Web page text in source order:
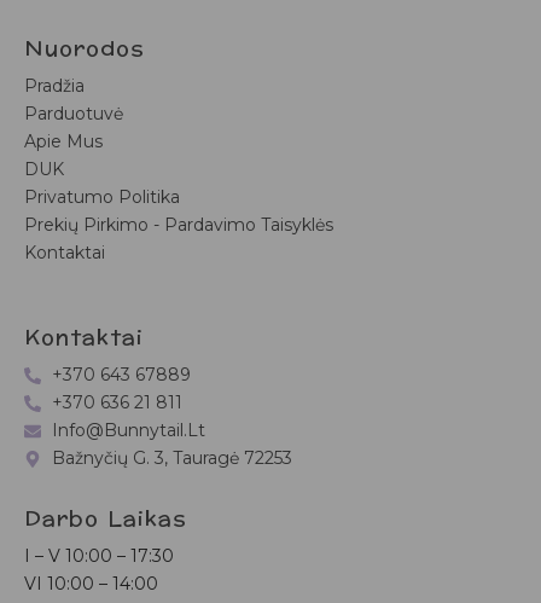
Nuorodos
Pradžia
Parduotuvė
Apie Mus
DUK
Privatumo Politika
Prekių Pirkimo - Pardavimo Taisyklės
Kontaktai
Kontaktai
+370 643 67889
+370 636 21 811
Info@bunnytail.lt
Bažnyčių G. 3, Tauragė 72253
Darbo Laikas
I – V 10:00 – 17:30
VI 10:00 – 14:00